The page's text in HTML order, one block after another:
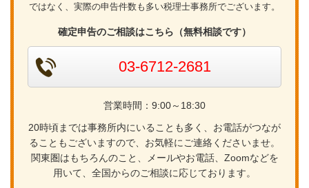
ではなく、実際の申告件数も多い税理士事務所でございます。
確定申告のご相談はこちら（無料相談です）
03-6712-2681
営業時間：9:00～18:30
20時頃までは事務所内にいることも多く、お電話がつなが
ることもございますので、お気軽にご連絡くださいませ。
関東圏はもちろんのこと、メールやお電話、Zoomなどを
用いて、全国からのご相談に応じております。